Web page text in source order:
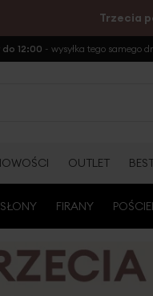
Trzecia
12:00 - wysyłka tego samego
OUTLET
FIRANY